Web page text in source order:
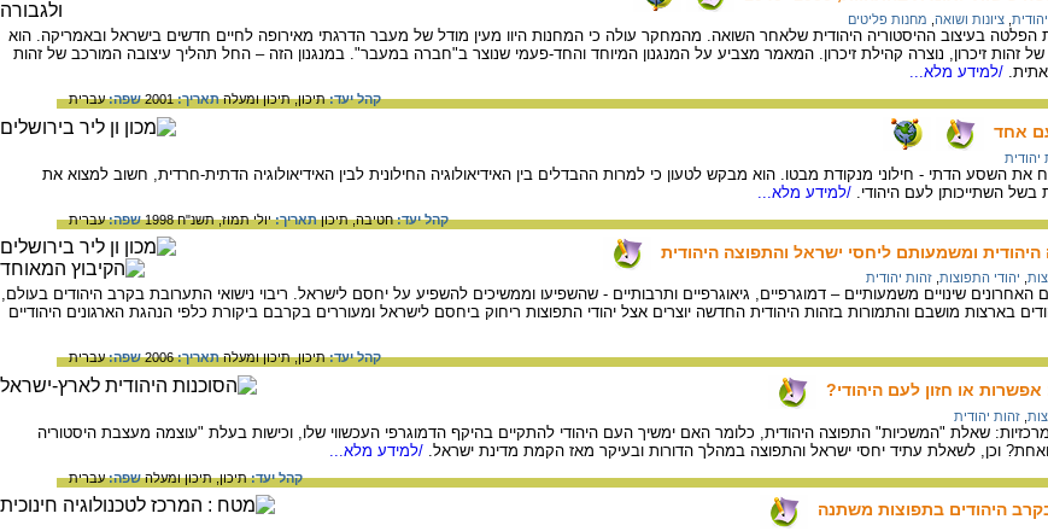
ציונות ושואה מחנות פליטים
בעיצוב ההיסטוריה היהודית שלאחר השואה. מהמחקר עולה כי המחנות היוו מעין מודל של מעבר הדרגתי מאירופה לחיים חדשים בישראל ובאמריקה. הוא
זהות זיכרון, נוצרה קהילת זיכרון. המאמר מצביע על המנגנון המיוחד והחד-פעמי שנוצר ב"חברה במעבר". במנגנון הזה – החל תהליך עיצובה המורכב של זהות
/למידע מלא...
קהל יעד:תיכון,תיכון ומעלהתאריך:2001 שפה:עברית
עם אחד
יהודית
השסע הדתי - חילוני מנקודת מבטו. הוא מבקש לטעון כי למרות ההבדלים בין האידיאולוגיה החילונית לבין האידיאולוגיה הדתית-חרדית, חשוב למצוא את
בשל השתייכותן לעם היהודי. /למידע מלא...
קהל יעד:חטיבה,תיכוןתאריך:יולי תמוז, תשנ"ח 1998 שפה:עברית
היהודית ומשמעותם ליחסי ישראל והתפוצה היהודית
יהודי התפוצות זהות יהודית
האחרונים שינויים משמעותיים – דמוגרפיים, גיאוגרפיים ותרבותיים - שהשפיעו וממשיכים להשפיע על יחסם לישראל. ריבוי נישואי התערובת בקרב היהודים בעולם,
בארצות מושבם והתמורות בזהות היהודית החדשה יוצרים אצל יהודי התפוצות ריחוק ביחסם לישראל ומעוררים בקרבם ביקורת כלפי הנהגת הארגונים היהודיים
קהל יעד:תיכון,תיכון ומעלהתאריך:2006 שפה:עברית
אפשרות או חזון לעם היהודי?
זהות יהודית
שאלת "המשכיות" התפוצה היהודית, כלומר האם ימשיך העם היהודי להתקיים בהיקף הדמוגרפי העכשווי שלו, וכישות בעלת "עוצמה מעצבת היסטוריה
וכן, לשאלת עתיד יחסי ישראל והתפוצה במהלך הדורות ובעיקר מאז הקמת מדינת ישראל. /למידע מלא...
קהל יעד:תיכון,תיכון ומעלהשפה:עברית
היהודים בתפוצות משתנה